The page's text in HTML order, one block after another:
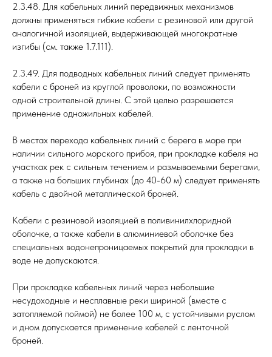
2.3.48. Для кабельных линий передвижных механизмов
должны применяться гибкие кабели с резиновой или другой
аналогичной изоляцией, выдерживающей многократные
изгибы (см. также 1.7.111).
2.3.49. Для подводных кабельных линий следует применять
кабели с броней из круглой проволоки, по возможности
одной строительной длины. С этой целью разрешается
применение одножильных кабелей.
В местах перехода кабельных линий с берега в море при
наличии сильного морского прибоя, при прокладке кабеля на
участках рек с сильным течением и размываемыми берегами,
а также на больших глубинах (до 40-60 м) следует применять
кабель с двойной металлической броней.
Кабели с резиновой изоляцией в поливинилхлоридной
оболочке, а также кабели в алюминиевой оболочке без
специальных водонепроницаемых покрытий для прокладки в
воде не допускаются.
При прокладке кабельных линий через небольшие
несудоходные и несплавные реки шириной (вместе с
затопляемой поймой) не более 100 м, с устойчивыми руслом
и дном допускается применение кабелей с ленточной
броней.